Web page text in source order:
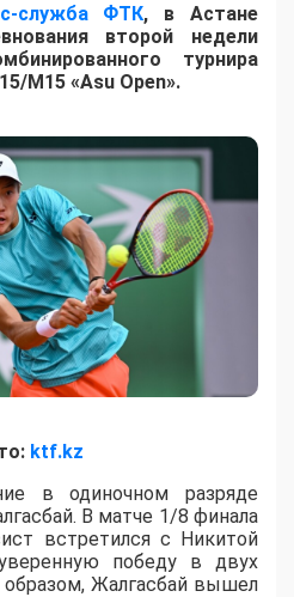
служба ФТК, в Астане
второй недели
турнира
M15 «Asu Open».
ktf.kz
в одиночном разряде
В матче 1/8 финала
встретился с Никитой
победу в двух
образом, Жалгасбай вышел